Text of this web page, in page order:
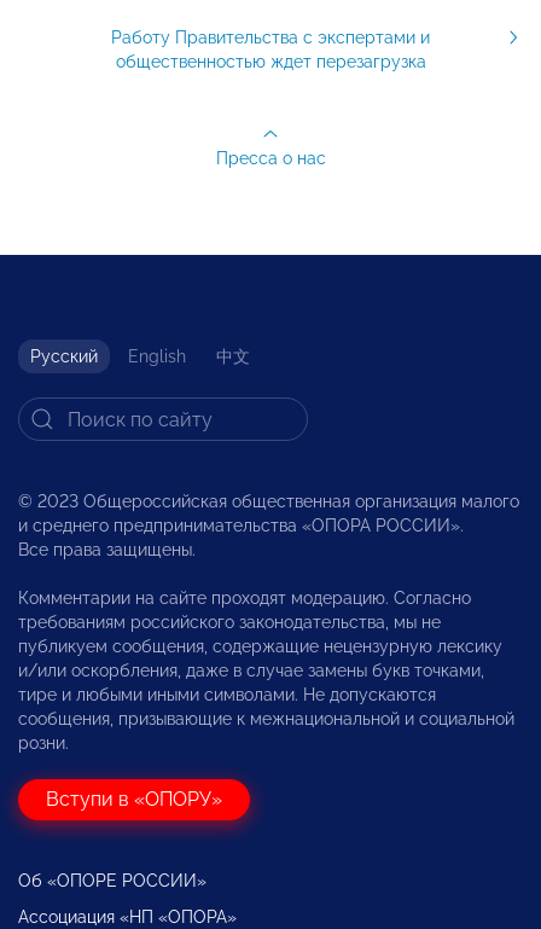
Работу Правительства с экспертами и
общественностью ждет перезагрузка
Пресса о нас
Русский English 中文
© 2023 Общероссийская общественная организация малого
и среднего предпринимательства «ОПОРА РОССИИ».
Все права защищены.
Комментарии на сайте проходят модерацию. Согласно
требованиям российского законодательства, мы не
публикуем сообщения, содержащие нецензурную лексику
и/или оскорбления, даже в случае замены букв точками,
тире и любыми иными символами. Не допускаются
сообщения, призывающие к межнациональной и социальной
розни.
Вступи в «ОПОРУ»
Об «ОПОРЕ РОССИИ»
Ассоциация «НП «ОПОРА»